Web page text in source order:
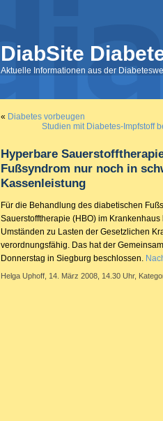
DiabSite
Aktuelle Informationen aus der
« Diabetes vorbeugen
Studien mit Diabetes-Impfstoff
Hyperbare
Fußsyndrom nur noch in
Kassenleistung
Für die Behandlung des diabetischen
Sauerstofftherapie (HBO) im
Umständen zu Lasten der Gesetzlichen
verordnungsfähig. Das hat der
Donnerstag in Siegburg beschlossen.
Helga Uphoff, 14. März 2008, 14.30 Uhr,